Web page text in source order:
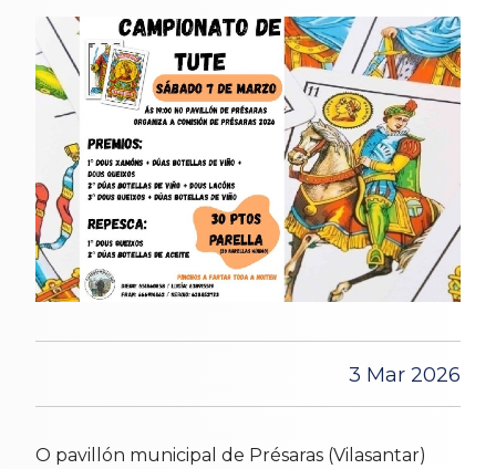
3 Mar 2026
O pavillón municipal de Présaras (Vilasantar)